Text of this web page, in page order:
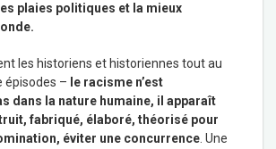
plaies politiques et la mieux
les historiens et historiennes tout au
épisodes – le racisme n’est
dans la nature humaine, il apparaît
fabriqué, élaboré, théorisé pour
éviter une concurrence. Une